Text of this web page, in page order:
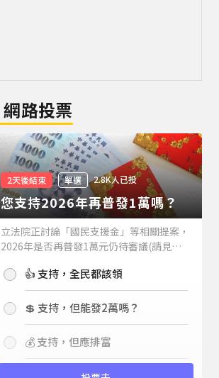
網路投票
2天後結束 單選 2.8K人已投
您支持2026年再普發1萬嗎？
立法院正討論「國民支援金」等相關提案，
2026年是否再普發1萬元仍待審議(請見下
持嗎？👍 支持，全民都該領
💲 支持，但能發2萬嗎？
💰 支持，但應排富